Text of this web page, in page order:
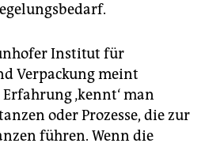
Institut für
Verpackung meint
‚kennt‘ man
oder Prozesse, die zur
führen. Wenn die